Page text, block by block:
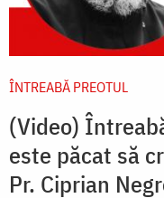
ÎNTREABĂ PREOTUL
(Video)
este păcat să
Pr. Ciprian